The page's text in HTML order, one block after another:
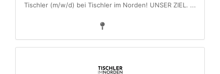
Tischler (m/w/d) bei Tischler im Norden! UNSER ZIEL. ...